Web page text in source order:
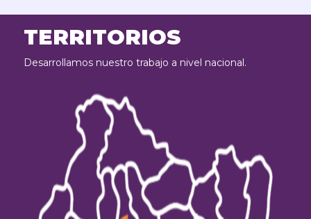
TERRITORIOS
Desarrollamos nuestro trabajo a nivel nacional.